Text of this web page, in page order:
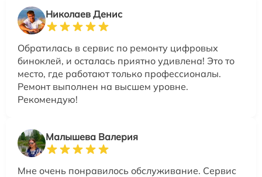
Николаев Денис
Обратилась в сервис по ремонту цифровых
биноклей, и осталась приятно удивлена! Это то
место, где работают только профессионалы.
Ремонт выполнен на высшем уровне.
Рекомендую!
Малышева Валерия
Мне очень понравилось обслуживание. Сервис